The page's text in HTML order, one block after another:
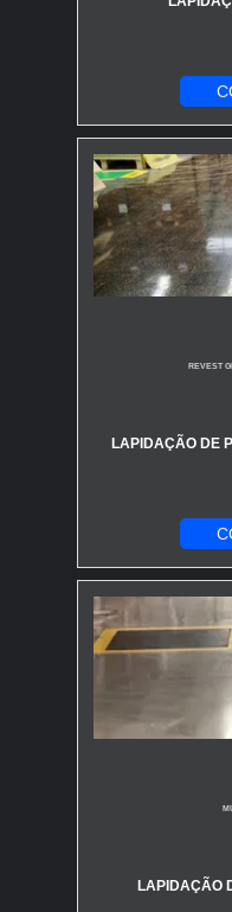
REVEST
LAPIDAÇÃO DE
LAPIDAÇÃO